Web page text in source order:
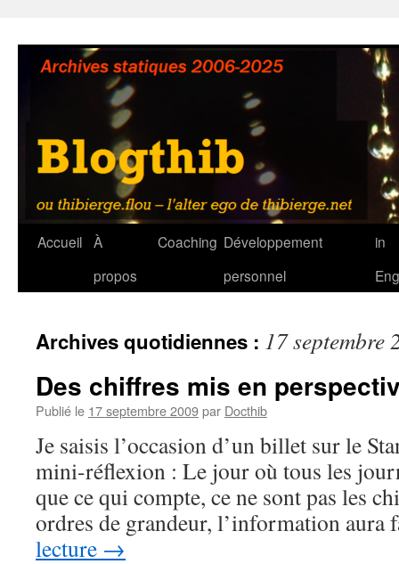
contenu
Accueil À
propos
Coaching Développement
personnel
in
Archives quotidiennes : 17 septembre
Des chiffres mis en
Publié le 17 septembre 2009par Docthib
Je saisis l’occasion d’un billet sur le
mini-réflexion : Le jour où tous les
que ce qui compte, ce ne sont pas les
ordres de grandeur, l’information
lecture →